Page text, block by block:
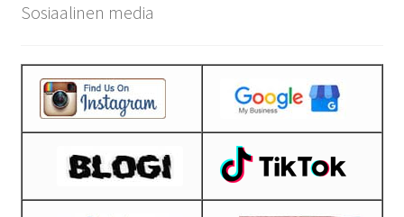
Sosiaalinen media